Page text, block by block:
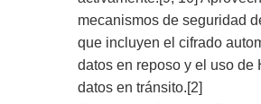
mecanismos de seguridad
que incluyen el cifrado
datos en reposo y el uso de
datos en tránsito.[2]